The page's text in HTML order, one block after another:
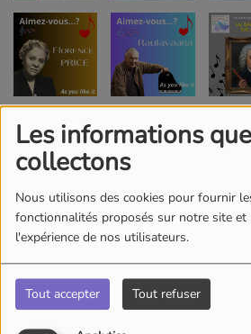
Les informations
collectons
Nous utilisons des cookies pour fournir
fonctionnalités proposés sur notre site et
l'expérience de nos utilisateurs.
Tout accepter Tout refuser